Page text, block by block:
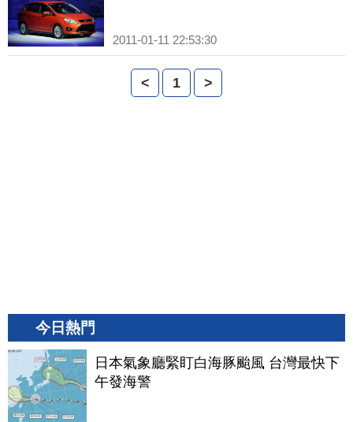
2011-01-11 22:53:30
< 1 >
今日熱門
日本氣象廳緊盯白海豚颱風 台灣最快下
午發海警